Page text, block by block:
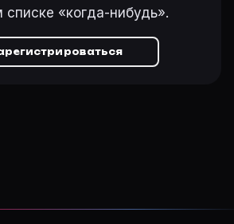
списке «когда-нибудь».